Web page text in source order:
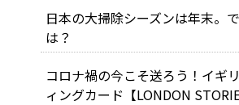
日本の大掃除シーズンは年末。
は？
コロナ禍の今こそ送ろう！イギ
ィングカード【LONDON